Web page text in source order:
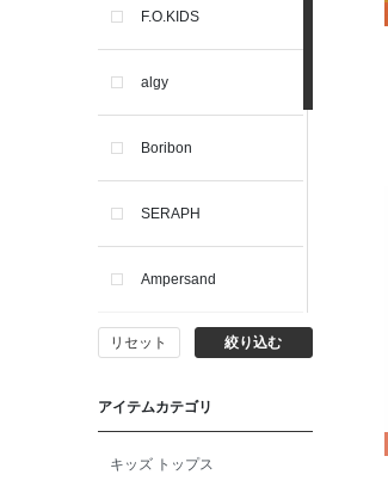
F.O.KIDS
algy
Boribon
SERAPH
Ampersand
BIT'Z
toitoitoi
BOBOCHOSES
リセット 絞り込む
アイテムカテゴリ
キッズ トップス